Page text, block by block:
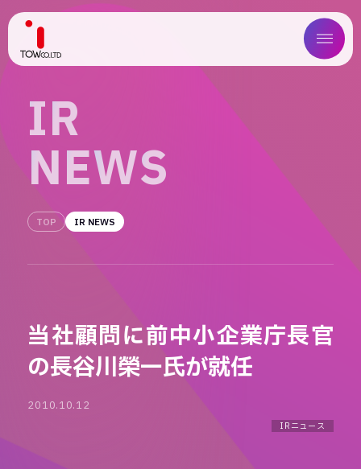
ABOUT US
WORKS
COMPANY
IR
IR
NEWS
TOP IR NEWS
当社顧問に前中小企業庁長官
の長谷川榮一氏が就任
2010.10.12
IRニュース